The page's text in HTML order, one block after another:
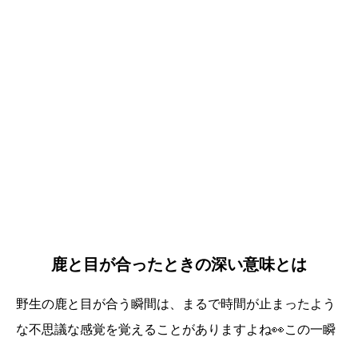
鹿と目が合ったときの深い意味とは
野生の鹿と目が合う瞬間は、まるで時間が止まったよう
な不思議な感覚を覚えることがありますよね👀この一瞬